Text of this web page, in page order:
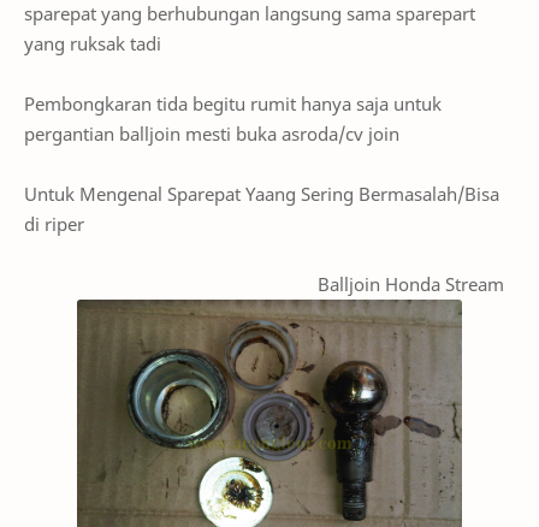
sparepat yang berhubungan langsung sama sparepart
yang ruksak tadi
Pembongkaran tida begitu rumit hanya saja untuk
pergantian balljoin mesti buka asroda/cv join
Untuk Mengenal Sparepat Yaang Sering Bermasalah/Bisa
di riper
Balljoin Honda Stream